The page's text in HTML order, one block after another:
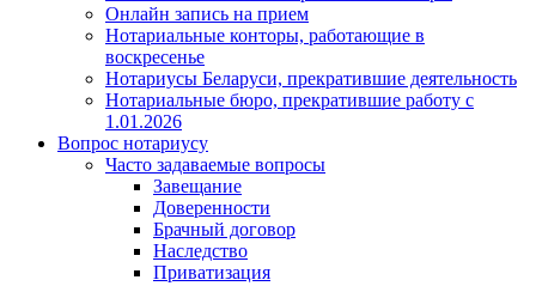
Онлайн запись на прием
Нотариальные конторы, работающие в
воскресенье
Нотариусы Беларуси, прекратившие деятельность
Нотариальные бюро, прекратившие работу с
1.01.2026
Вопрос нотариусу
Часто задаваемые вопросы
Завещание
Доверенности
Брачный договор
Наследство
Приватизация